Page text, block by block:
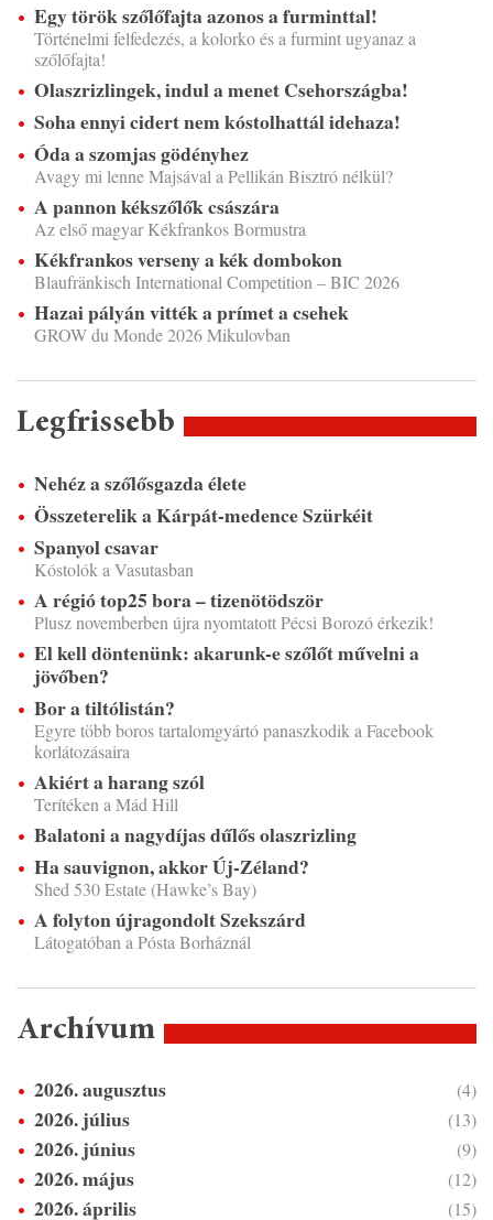
Egy török szőlőfajta azonos a furminttal!
Történelmi felfedezés, a kolorko és a furmint ugyanaz a
szőlőfajta!
Olaszrizlingek, indul a menet Csehországba!
Soha ennyi cidert nem kóstolhattál idehaza!
Óda a szomjas gödényhez
Avagy mi lenne Majsával a Pellikán Bisztró nélkül?
A pannon kékszőlők császára
Az első magyar Kékfrankos Bormustra
Kékfrankos verseny a kék dombokon
Blaufränkisch International Competition – BIC 2026
Hazai pályán vitték a prímet a csehek
GROW du Monde 2026 Mikulovban
Legfrissebb
Nehéz a szőlősgazda élete
Összeterelik a Kárpát-medence Szürkéit
Spanyol csavar
Kóstolók a Vasutasban
A régió top25 bora – tizenötödször
Plusz novemberben újra nyomtatott Pécsi Borozó érkezik!
El kell döntenünk: akarunk-e szőlőt művelni a
jövőben?
Bor a tiltólistán?
Egyre több boros tartalomgyártó panaszkodik a Facebook
korlátozásaira
Akiért a harang szól
Terítéken a Mád Hill
Balatoni a nagydíjas dűlős olaszrizling
Ha sauvignon, akkor Új-Zéland?
Shed 530 Estate (Hawke’s Bay)
A folyton újragondolt Szekszárd
Látogatóban a Pósta Borháznál
Archívum
2026. augusztus (4)
2026. július (13)
2026. június (9)
2026. május (12)
2026. április (15)